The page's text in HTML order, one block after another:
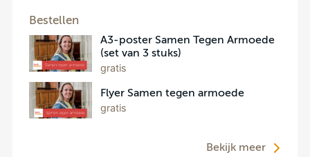
Bestellen
A3-poster Samen Tegen Armoede
(set van 3 stuks)
gratis
Flyer Samen tegen armoede
gratis
Bekijk meer